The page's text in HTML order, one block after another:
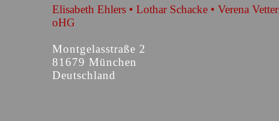
Elisabeth Ehlers • Lothar Schacke • Verena Vetter
oHG
Montgelasstraße 2
81679 München
Deutschland